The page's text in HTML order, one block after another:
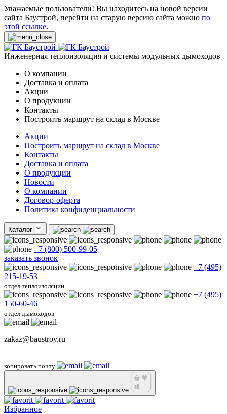
Уважаемые пользователи! Вы находитесь на новой версии
сайта Баустрой, перейти на старую версию сайта можно по
этой ссылке.
Инженерная теплоизоляция и системы модульных дымоходов
О компании
Доставка и оплата
Акции
О продукции
Контакты
Построить маршрут на склад в Москве
Акции
Построить маршрут на склад в Москве
Контакты
Доставка и оплата
О продукции
Новости
О компании
Договор-оферта
Политика конфиденциальности
Каталог
+7 (800) 500-99-05
заказать звонок
+7 (495)
215-19-53
отдел теплоизоляции
+7 (495)
150-60-46
отдел дымоходов
zakaz@baustroy.ru
копировать почту
Избранное